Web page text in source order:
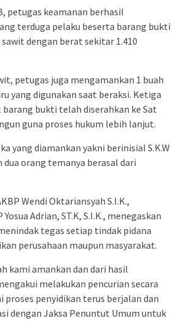
petugas keamanan berhasil
terduga pelaku beserta barang bukti
dengan berat sekitar 1.410
petugas juga mengamankan 1 buah
yang digunakan saat beraksi. Ketiga
bukti telah diserahkan ke Sat
guna proses hukum lebih lanjut.
yang diamankan yakni berinisial S.K.W
dua orang temanya berasal dari
Wendi Oktariansyah S.I.K.,
Adrian, ST.K, S.I.K., menegaskan
tegas setiap tindak pidana
perusahaan maupun masyarakat.
kami amankan dan dari hasil
melakukan pencurian secara
proses penyidikan terus berjalan dan
dengan Jaksa Penuntut Umum untuk